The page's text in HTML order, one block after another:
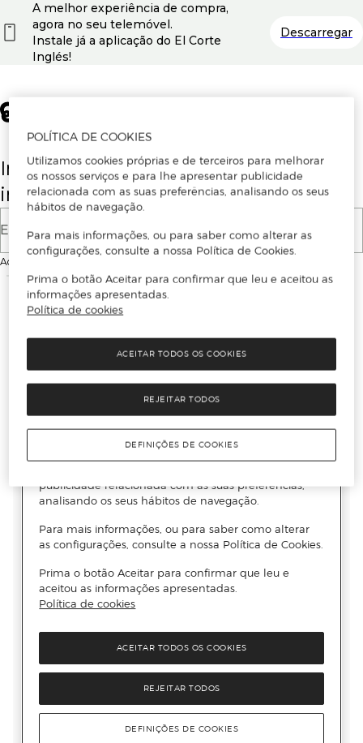
Insira o seu email para se registar ou
iniciar sessão.
E-mail
Ao continuar, aceitas as
A melhor experiência de compra,
agora no seu telemóvel.
Instale já a aplicação do El Corte
Inglés!
Descarregar
POLÍTICA DE COOKIES
Utilizamos cookies próprias e de terceiros para melhorar
os nossos serviços e para lhe apresentar publicidade
relacionada com as suas preferências, analisando os seus
hábitos de navegação.
Para mais informações, ou para saber como alterar as
configurações, consulte a nossa Política de Cookies.
Prima o botão Aceitar para confirmar que leu e aceitou as
informações apresentadas.
Política de cookies
REJEITAR TODOS
ACEITAR TODOS OS COOKIES
DEFINIÇÕES DE COOKIES